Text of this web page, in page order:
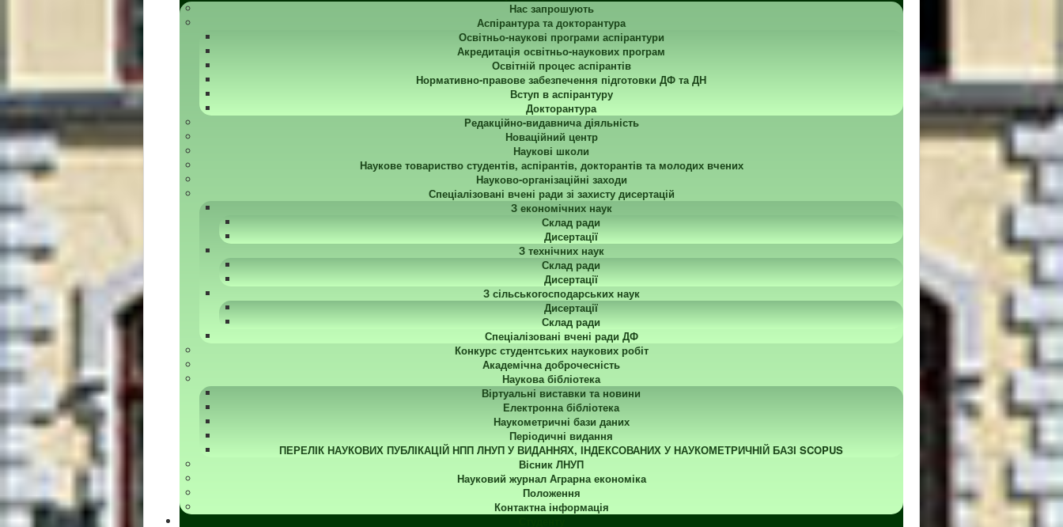
Нас запрошують
Аспірантура та докторантура
Освітньо-наукові програми аспірантури
Акредитація освітньо-наукових програм
Освітній процес аспірантів
Нормативно-правове забезпечення підготовки ДФ та ДН
Вступ в аспірантуру
Докторантура
Редакційно-видавнича діяльність
Новаційний центр
Наукові школи
Наукове товариство студентів, аспірантів, докторантів та молодих вчених
Науково-організаційні заходи
Спеціалізовані вчені ради зі захисту дисертацій
З економічних наук
Склад ради
Дисертації
З технічних наук
Склад ради
Дисертації
З сільськогосподарських наук
Дисертації
Склад ради
Спеціалізовані вчені ради ДФ
Конкурс студентських наукових робіт
Академічна доброчесність
Наукова бібліотека
Віртуальні виставки та новини
Електронна бібліотека
Наукометричні бази даних
Періодичні видання
ПЕРЕЛІК НАУКОВИХ ПУБЛІКАЦІЙ НПП ЛНУП У ВИДАННЯХ, ІНДЕКСОВАНИХ У НАУКОМЕТРИЧНІЙ БАЗІ SCOPUS
Вісник ЛНУП
Науковий журнал Аграрна економіка
Положення
Контактна інформація